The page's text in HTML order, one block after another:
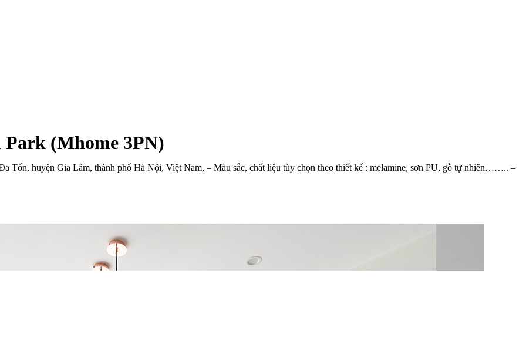
Park (Mhome 3PN)
Tốn, huyện Gia Lâm, thành phố Hà Nội, Việt Nam, – Màu sắc, chất liệu tùy chọn theo thiết kế : melamine, sơn PU, gỗ tự nhiên…….. –